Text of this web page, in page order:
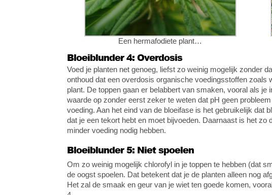
Een hermafodiete plant…
Bloeiblunder 4: Overdosis
Voed je planten net genoeg, liefst zo weinig mogelijk zonder
onthoud dat een overdosis organische voedingsstoffen
plant. De toppen gaan er belabbert van smaken, vooral als je
waarde op zonder eerst zeker te weten dat pH geen
voeding. Aan het eind van de bloeifase is het gebruikelijk dat
dat je een tekort hebt en moet bijvoeden. Daarnaast is het zo
minder voeding nodig hebben.
Bloeiblunder 5: Niet spoelen
Om zo weinig mogelijk chlorofyl in je toppen te hebben (dat
de oogst spoelen. Dat betekent dat je de planten alleen nog
Het zal de smaak en geur van je wiet ten goede komen,